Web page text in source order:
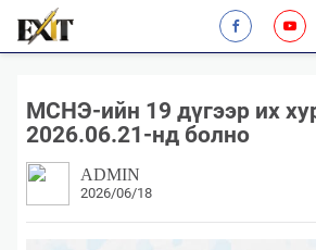
​МСНЭ-ийн 19 дүгээр их
2026.06.21-нд болно
ADMIN
2026/06/18